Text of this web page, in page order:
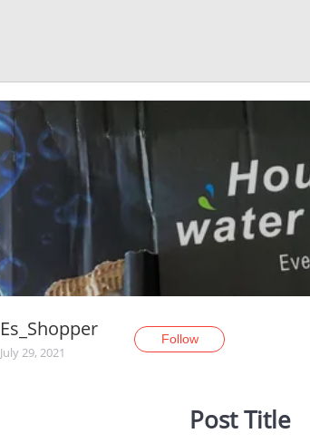
Es_Shopper
July 29, 2021
Follow
Post Title